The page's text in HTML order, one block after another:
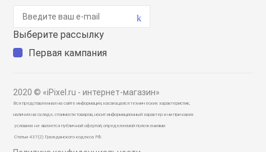
Выберите рассылку
Первая кампания
2020 © «iPixel.ru - интернет-магазин»
Вся представленная на сайте информация, касающаяся технических характеристик,
наличия на складе, стоимости товаров, носит информационный характер и ни при каких
условиях не является публичной офертой, определяемой положениями
Статьи 437(2) Гражданского кодекса РФ.